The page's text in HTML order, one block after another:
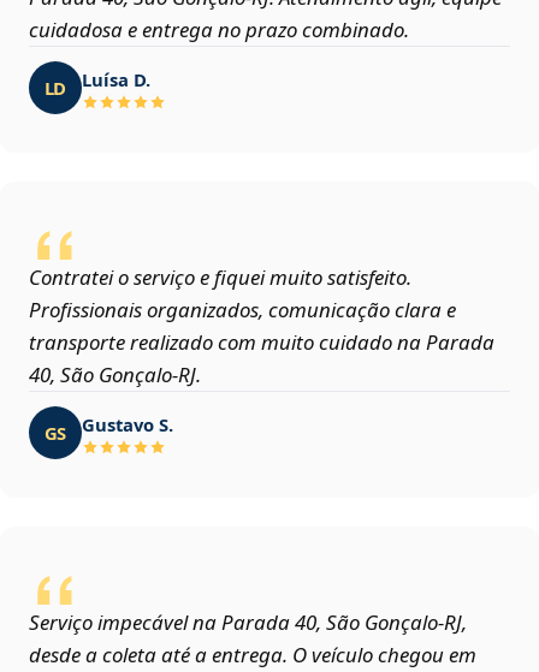
cuidadosa e entrega no prazo combinado.
LD Luísa D.
Contratei o serviço e fiquei muito satisfeito.
Profissionais organizados, comunicação clara e
transporte realizado com muito cuidado na Parada
40, São Gonçalo‑RJ.
GS Gustavo S.
Serviço impecável na Parada 40, São Gonçalo‑RJ,
desde a coleta até a entrega. O veículo chegou em